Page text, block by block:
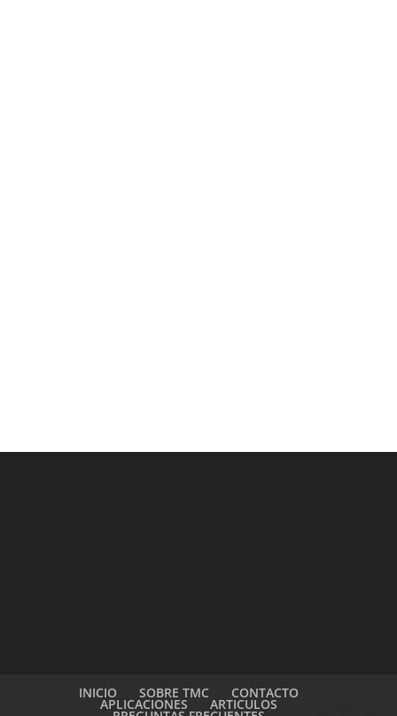
INICIO SOBRE TMC CONTACTO
APLICACIONES ARTICULOS